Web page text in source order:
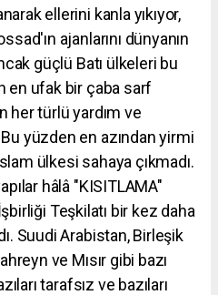
ellerini kanla yıkıyor,
ajanlarını dünyanın
güçlü Batı ülkeleri bu
en ufak bir çaba sarf
her türlü yardım ve
yüzden en azından yirmi
ülkesi sahaya çıkmadı.
hâlâ "KISITLAMA"
İşbirliği Teşkilatı bir kez daha
Suudi Arabistan, Birleşik
ve Mısır gibi bazı
tarafsız ve bazıları